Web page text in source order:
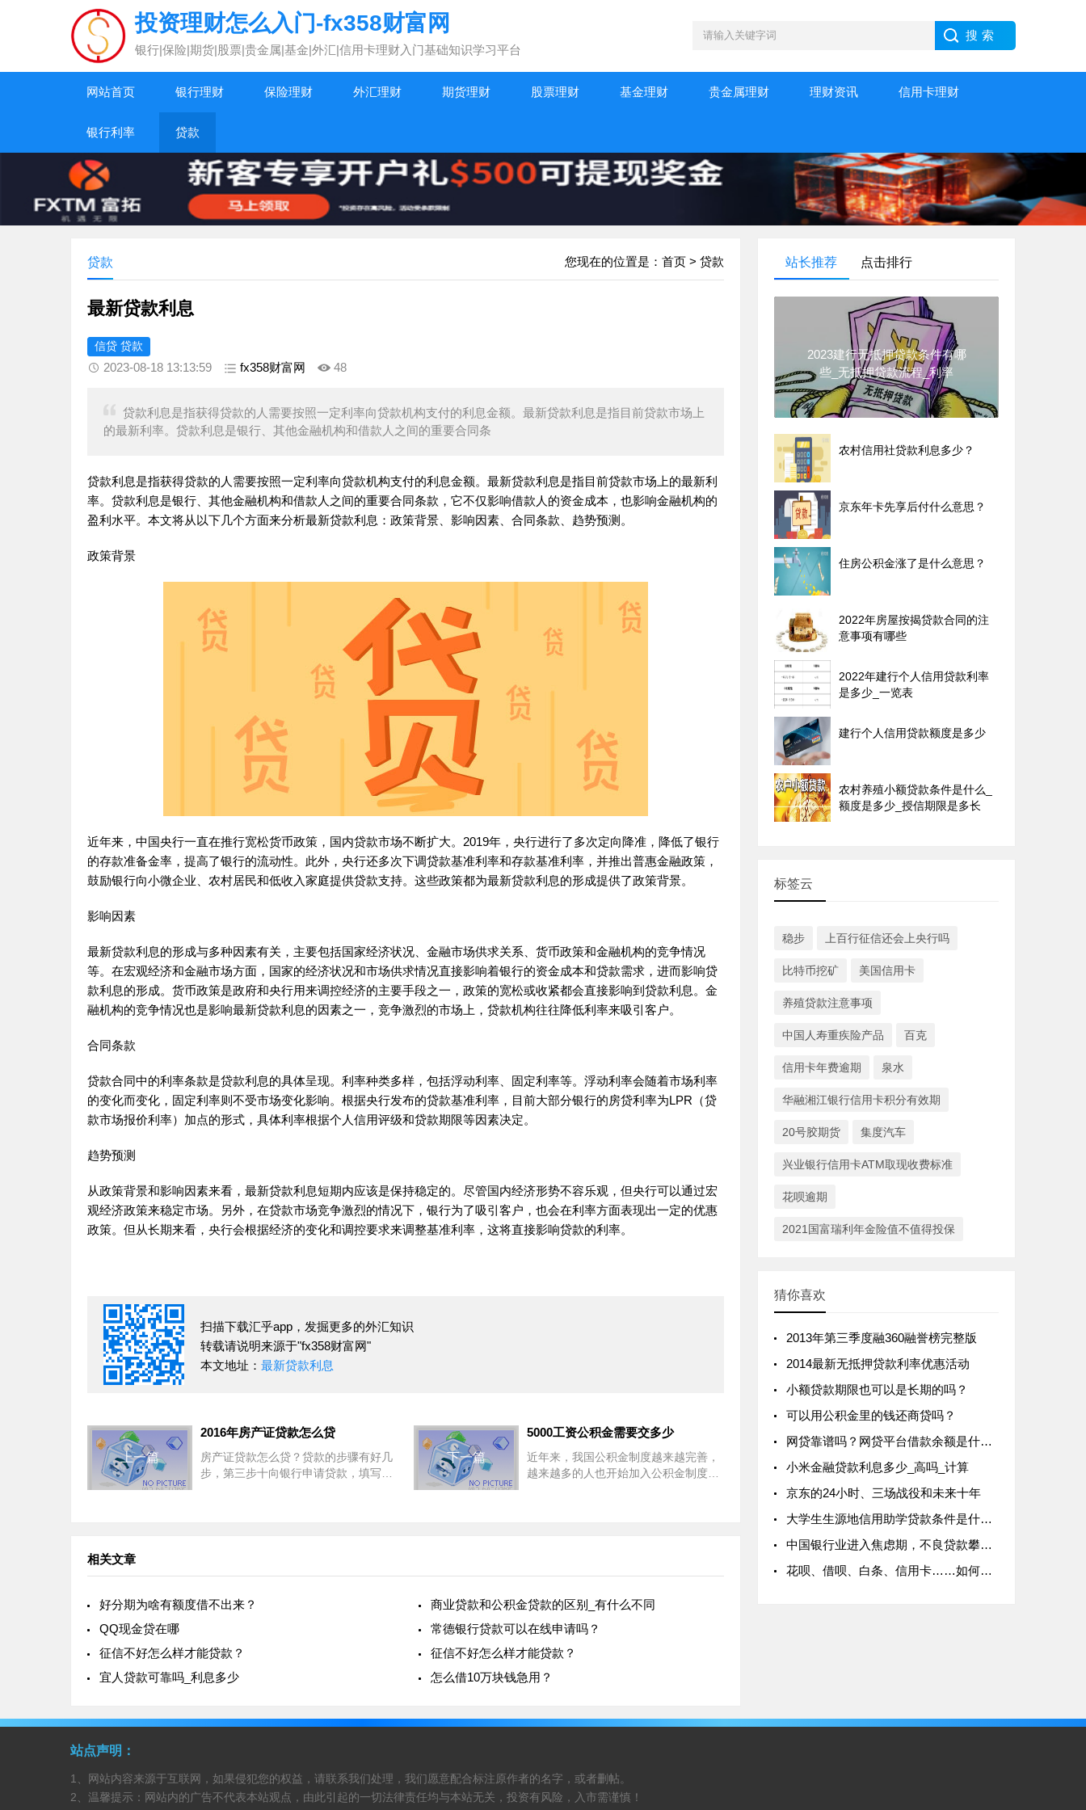
投资理财怎么入门-fx358财富网
银行|保险|期货|股票|贵金属|基金|外汇|信用卡理财入门基础知识学习平台
网站首页 银行理财 保险理财 外汇理财 期货理财 股票理财 基金理财 贵金属理财 理财资讯 信用卡理财
银行利率 贷款
您现在的位置是： 首页 > 贷款
贷款
最新贷款利息
信贷 贷款
2023-08-18 13:13:59 fx358财富网 48
贷款利息是指获得贷款的人需要按照一定利率向贷款机构支付的利息金额。最新贷款利息是指目前贷款市场上
的最新利率。贷款利息是银行、其他金融机构和借款人之间的重要合同条
贷款利息是指获得贷款的人需要按照一定利率向贷款机构支付的利息金额。最新贷款利息是指目前贷款市场上的最新利
率。贷款利息是银行、其他金融机构和借款人之间的重要合同条款，它不仅影响借款人的资金成本，也影响金融机构的
盈利水平。本文将从以下几个方面来分析最新贷款利息：政策背景、影响因素、合同条款、趋势预测。
政策背景
近年来，中国央行一直在推行宽松货币政策，国内贷款市场不断扩大。2019年，央行进行了多次定向降准，降低了银行
的存款准备金率，提高了银行的流动性。此外，央行还多次下调贷款基准利率和存款基准利率，并推出普惠金融政策，
鼓励银行向小微企业、农村居民和低收入家庭提供贷款支持。这些政策都为最新贷款利息的形成提供了政策背景。
影响因素
最新贷款利息的形成与多种因素有关，主要包括国家经济状况、金融市场供求关系、货币政策和金融机构的竞争情况
等。在宏观经济和金融市场方面，国家的经济状况和市场供求情况直接影响着银行的资金成本和贷款需求，进而影响贷
款利息的形成。货币政策是政府和央行用来调控经济的主要手段之一，政策的宽松或收紧都会直接影响到贷款利息。金
融机构的竞争情况也是影响最新贷款利息的因素之一，竞争激烈的市场上，贷款机构往往降低利率来吸引客户。
合同条款
贷款合同中的利率条款是贷款利息的具体呈现。利率种类多样，包括浮动利率、固定利率等。浮动利率会随着市场利率
的变化而变化，固定利率则不受市场变化影响。根据央行发布的贷款基准利率，目前大部分银行的房贷利率为LPR（贷
款市场报价利率）加点的形式，具体利率根据个人信用评级和贷款期限等因素决定。
趋势预测
从政策背景和影响因素来看，最新贷款利息短期内应该是保持稳定的。尽管国内经济形势不容乐观，但央行可以通过宏
观经济政策来稳定市场。另外，在贷款市场竞争激烈的情况下，银行为了吸引客户，也会在利率方面表现出一定的优惠
政策。但从长期来看，央行会根据经济的变化和调控要求来调整基准利率，这将直接影响贷款的利率。
扫描下载汇乎app，发掘更多的外汇知识
转载请说明来源于"fx358财富网"
本文地址： 最新贷款利息
上一篇
2016年房产证贷款怎么贷
房产证贷款怎么贷？贷款的步骤有好几
步，第三步十向银行申请贷款，填写贷
下一篇
5000工资公积金需要交多少
近年来，我国公积金制度越来越完善，
越来越多的人也开始加入公积金制度。
相关文章
好分期为啥有额度借不出来？
商业贷款和公积金贷款的区别_有什么不同
QQ现金贷在哪
常德银行贷款可以在线申请吗？
征信不好怎么样才能贷款？
征信不好怎么样才能贷款？
宜人贷款可靠吗_利息多少
怎么借10万块钱急用？
站长推荐 点击排行
2023建行无抵押贷款条件有哪
些_无抵押贷款流程_利率
农村信用社贷款利息多少？
京东年卡先享后付什么意思？
住房公积金涨了是什么意思？
2022年房屋按揭贷款合同的注
意事项有哪些
2022年建行个人信用贷款利率
是多少_一览表
建行个人信用贷款额度是多少
农村养殖小额贷款条件是什么_
额度是多少_授信期限是多长
标签云
稳步 上百行征信还会上央行吗
比特币挖矿 美国信用卡
养殖贷款注意事项
中国人寿重疾险产品 百克
信用卡年费逾期 泉水
华融湘江银行信用卡积分有效期
20号胶期货 集度汽车
兴业银行信用卡ATM取现收费标准
花呗逾期
2021国富瑞利年金险值不值得投保
猜你喜欢
2013年第三季度融360融誉榜完整版
2014最新无抵押贷款利率优惠活动
小额贷款期限也可以是长期的吗？
可以用公积金里的钱还商贷吗？
网贷靠谱吗？网贷平台借款余额是什么意思？
小米金融贷款利息多少_高吗_计算
京东的24小时、三场战役和未来十年
大学生生源地信用助学贷款条件是什么_所需资料有哪些
中国银行业进入焦虑期，不良贷款攀升资产荒蔓延
花呗、借呗、白条、信用卡……如何判断各种借款产品的真实利息？
站点声明：
1、网站内容来源于互联网，如果侵犯您的权益，请联系我们处理，我们愿意配合标注原作者的名字，或者删帖。
2、温馨提示：网站内的广告不代表本站观点，由此引起的一切法律责任均与本站无关，投资有风险，入市需谨慎！